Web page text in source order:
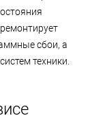
сбои, а
техники.